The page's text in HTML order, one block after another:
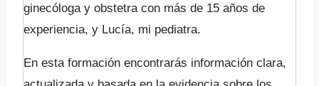
ginecóloga y obstetra con más de 15 años de
experiencia, y Lucía, mi pediatra.
En esta formación encontrarás información clara,